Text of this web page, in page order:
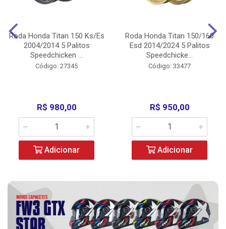
Roda Honda Titan 150 Ks/Es
2004/2014 5 Palitos
Speedchicken ...
Código: 27345
R$ 980,00
Adicionar
Roda Honda Titan 150/160
Esd 2014/2024 5 Palitos
Speedchicke...
Código: 33477
R$ 950,00
Adicionar